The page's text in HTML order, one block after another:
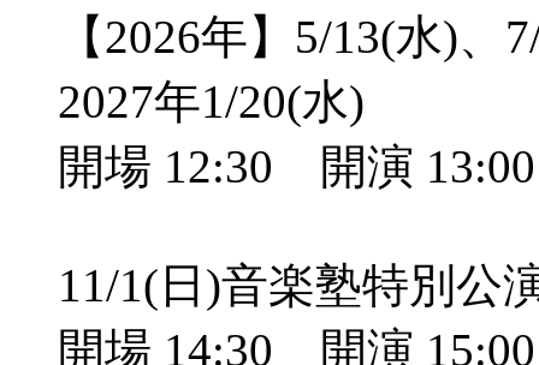
【2026年】5/13(水)
2027年1/20(水)
開場 12:30 開演
11/1(日)音楽塾特別公
開場 14:30 開演